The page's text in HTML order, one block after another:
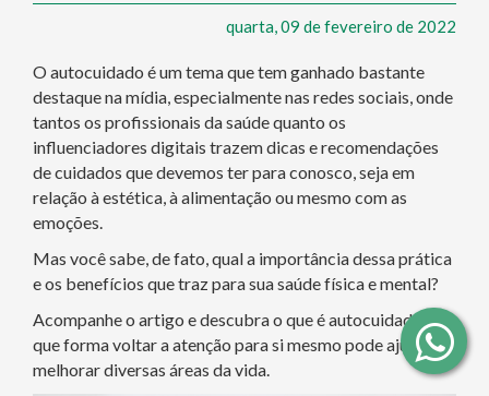
quarta, 09 de fevereiro de 2022
O autocuidado é um tema que tem ganhado bastante
destaque na mídia, especialmente nas redes sociais, onde
tantos os profissionais da saúde quanto os
influenciadores digitais trazem dicas e recomendações
de cuidados que devemos ter para conosco, seja em
relação à estética, à alimentação ou mesmo com as
emoções.
Mas você sabe, de fato, qual a importância dessa prática
e os benefícios que traz para sua saúde física e mental?
Acompanhe o artigo e descubra o que é autocuidado e de
que forma voltar a atenção para si mesmo pode ajudar a
melhorar diversas áreas da vida.